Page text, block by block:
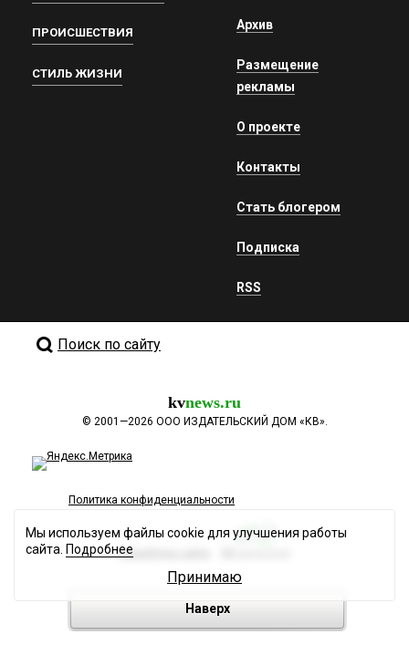
ПРОИСШЕСТВИЯ
СТИЛЬ ЖИЗНИ
Архив
Размещение
рекламы
О проекте
Контакты
Стать блогером
Подписка
RSS
Поиск по сайту
kvnews.ru
© 2001—2026 ООО ИЗДАТЕЛЬСКИЙ ДОМ «КВ».
Политика конфиденциальности
Разработка сайта
Наверх
Мы используем файлы cookie для улучшения работы
сайта. Подробнее
Принимаю